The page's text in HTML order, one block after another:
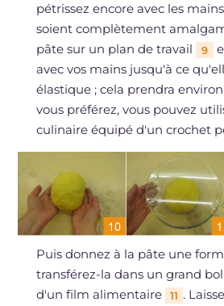
pétrissez encore avec les
soient complètement
pâte sur un plan de travail
9
avec vos mains jusqu'à ce
élastique ; cela prendra environ
vous préférez, vous pouvez
culinaire équipé d'un crochet
Puis donnez à la pâte une
transférez-la dans un grand
d'un film alimentaire
11 .